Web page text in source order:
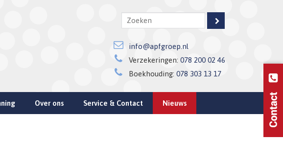
info@apfgroep.nl
Verzekeringen: 078 200 02 46
Boekhouding: 078 303 13 17
Over ons Service & Contact Nieuws